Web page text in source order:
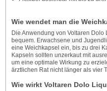
Wie wendet man die
Die Anwendung von Voltaren
bequem. Erwachsene und
eine Weichkapsel ein, bis zu drei
Kapseln sollten unzerkaut mit
um eine optimale Wirkung zu
ärztlichen Rat nicht länger als vier
Wie wirkt Voltaren Dolo